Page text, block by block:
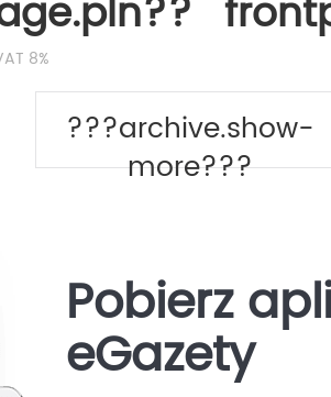
8%
???archive.show-
more???
Pobierz
eGazety